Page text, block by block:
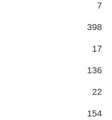
7
398
17
136
22
154